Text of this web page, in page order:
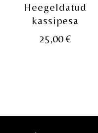
Heegeldatud
kassipesa
25,00€